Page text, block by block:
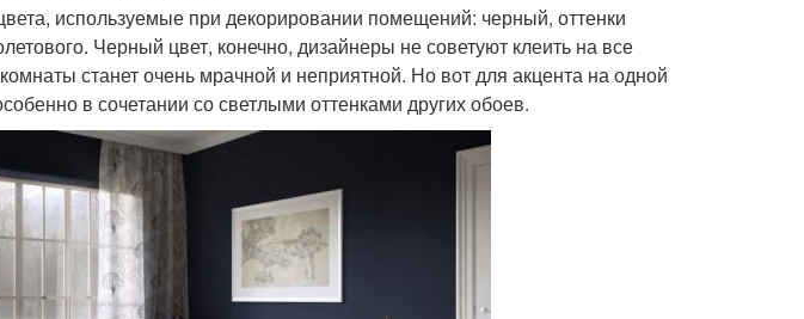
используемые при декорировании помещений: черный, оттенки
Черный цвет, конечно, дизайнеры не советуют клеить на все
станет очень мрачной и неприятной. Но вот для акцента на одной
в сочетании со светлыми оттенками других обоев.